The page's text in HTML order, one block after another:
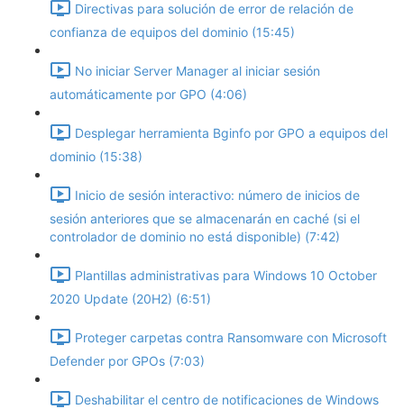
Directivas para solución de error de relación de
confianza de equipos del dominio (15:45)
No iniciar Server Manager al iniciar sesión
automáticamente por GPO (4:06)
Desplegar herramienta Bginfo por GPO a equipos del
dominio (15:38)
Inicio de sesión interactivo: número de inicios de
sesión anteriores que se almacenarán en caché (si el
controlador de dominio no está disponible) (7:42)
Plantillas administrativas para Windows 10 October
2020 Update (20H2) (6:51)
Proteger carpetas contra Ransomware con Microsoft
Defender por GPOs (7:03)
Deshabilitar el centro de notificaciones de Windows